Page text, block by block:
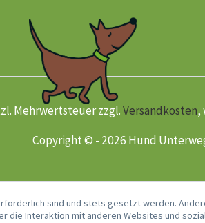
Mehrwertsteuer zzgl.Versandkosten,
Copyright © - 2026 Hund
sind und stets gesetzt werden.
die Interaktion mit anderen Websites und